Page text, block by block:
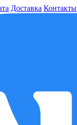
Доставка Контакты